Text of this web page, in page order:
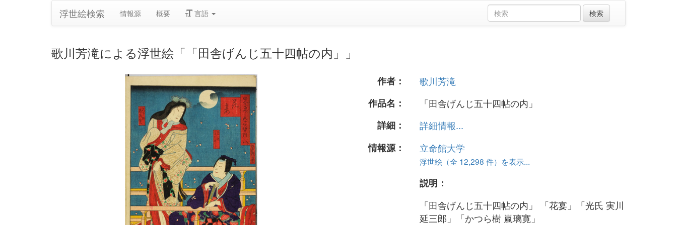
浮世絵検索 情報源 概要 言語
歌川芳滝による浮世絵「「田舎げんじ五十四帖の内」」
作者：
歌川芳滝
作品名：
「田舎げんじ五十四帖の内」
詳細：
詳細情報...
情報源：
立命館大学
浮世絵（全 12,298 件）を表示...
説明：
「田舎げんじ五十四帖の内」 「花宴」「光氏 実川
延三郎」「かつら樹 嵐璃寛」